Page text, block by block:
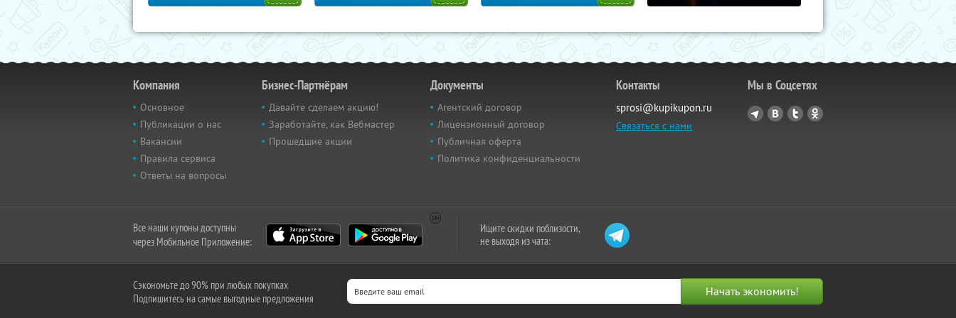
Компания
Основное
Публикации о нас
Вакансии
Правила сервиса
Ответы на вопросы
Бизнес-Партнёрам
Давайте сделаем акцию!
Заработайте, как Вебмастер
Прошедшие акции
Документы
Агентский договор
Лицензионный договор
Публичная оферта
Политика конфиденциальности
Контакты
sprosi@kupikupon.ru
Связаться с нами
Мы в Соцсетях
Все наши купоны доступны
через Мобильное Приложение:
Ищите скидки поблизости,
не выходя из чата:
Сэкономьте до 90% при любых покупках
Подпишитесь на самые выгодные предложения